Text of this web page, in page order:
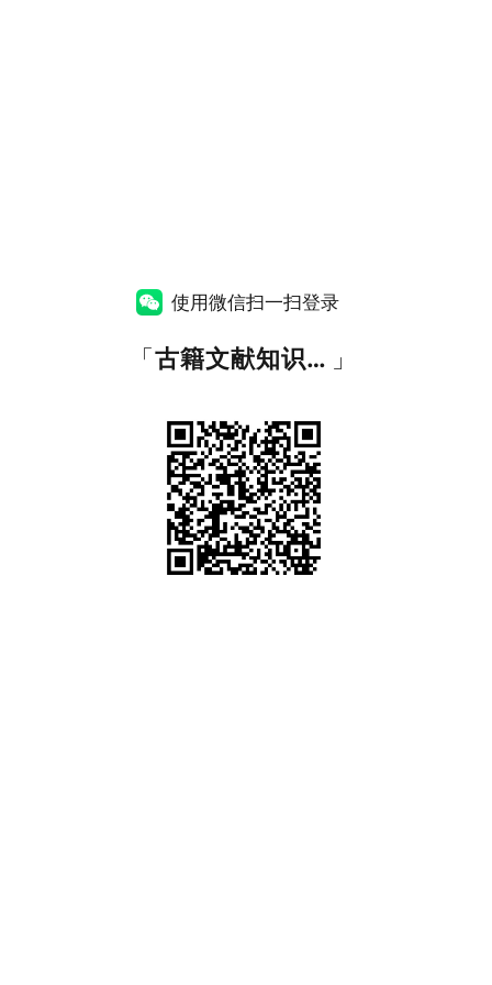
使用微信扫一扫登录
「 古籍文献知识图谱网 」